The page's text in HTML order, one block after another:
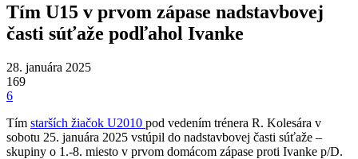
Tím U15 v prvom zápase nadstavbovej
časti súťaže podľahol Ivanke
28. januára 2025
169
6
Tím starších žiačok U2010 pod vedením trénera R. Kolesára v
sobotu 25. januára 2025 vstúpil do nadstavbovej časti súťaže –
skupiny o 1.-8. miesto v prvom domácom zápase proti Ivanke p/D.